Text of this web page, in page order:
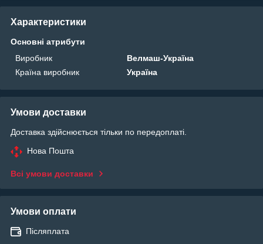
Характеристики
Основні атрибути
Виробник
Велмаш-Україна
Країна виробник
Україна
Умови доставки
Доставка здійснюється тільки по передоплаті.
Нова Пошта
Всі умови доставки
Умови оплати
Післяплата